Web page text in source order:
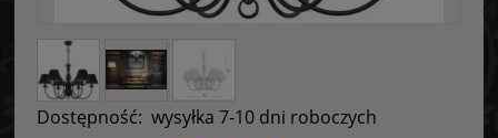
Dostępność: wysyłka 7-10 dni roboczych